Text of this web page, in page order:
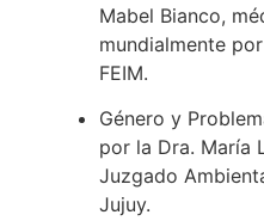
Mabel Bianco,
mundialmente
FEIM.
Género y
por la Dra. María
Juzgado
Jujuy.